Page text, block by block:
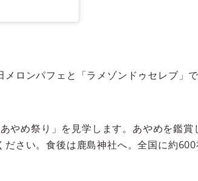
ロンパフェと「ラメゾンドゥセレブ」
やめ祭り」を見学します。あやめを鑑賞
さい。食後は鹿島神社へ。全国に約